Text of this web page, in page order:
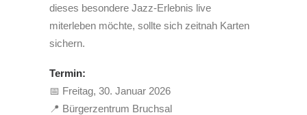
dieses besondere Jazz-Erlebnis live
miterleben möchte, sollte sich zeitnah Karten
sichern.
Termin:
📅 Freitag, 30. Januar 2026
📍 Bürgerzentrum Bruchsal